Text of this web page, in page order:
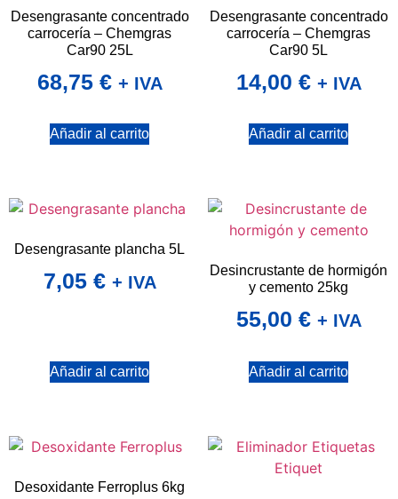
Desengrasante concentrado
carrocería – Chemgras
Car90 25L
68,75 € + IVA
Añadir al carrito
Desengrasante concentrado
carrocería – Chemgras
Car90 5L
14,00 € + IVA
Añadir al carrito
Desengrasante plancha 5L
7,05 € + IVA
Añadir al carrito
Desincrustante de hormigón
y cemento 25kg
55,00 € + IVA
Añadir al carrito
Desoxidante Ferroplus 6kg